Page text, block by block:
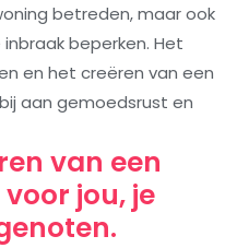
betreden, maar ook
beperken. Het
en het creëren van een
aan gemoedsrust en
van een
jou, je